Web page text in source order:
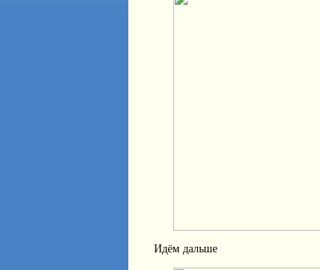
Идём дальше